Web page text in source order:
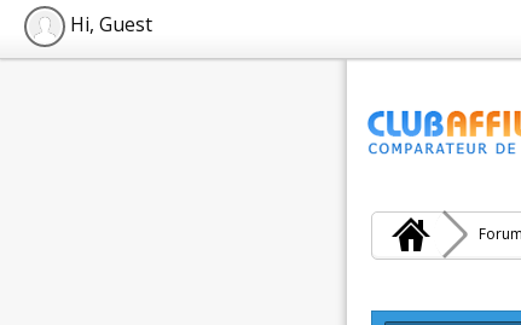
Hi, Guest